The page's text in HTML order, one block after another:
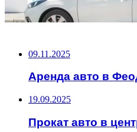
09.11.2025
Аренда авто в
19.09.2025
Прокат авто в